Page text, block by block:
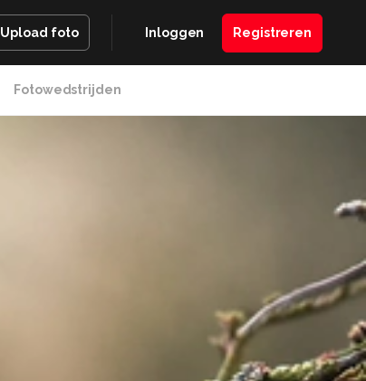
Upload foto Inloggen Registreren
Fotowedstrijden